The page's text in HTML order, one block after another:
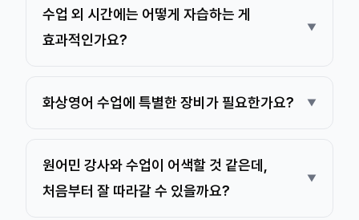
수업 외 시간에는 어떻게 자습하는 게
효과적인가요?
화상영어 수업에 특별한 장비가 필요한가요?
원어민 강사와 수업이 어색할 것 같은데,
처음부터 잘 따라갈 수 있을까요?